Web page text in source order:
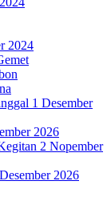
2024
1 Desember
2026
2 Nopember
2026